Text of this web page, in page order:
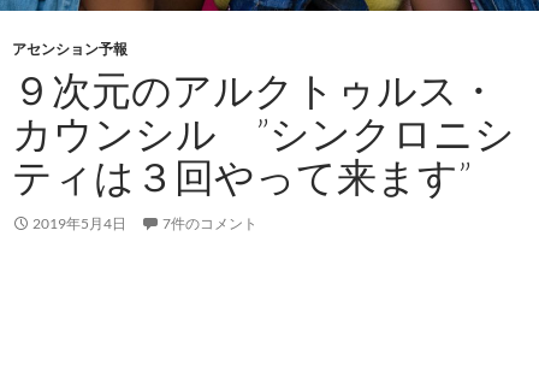
アセンション予報
９次元のアルクトゥルス・
カウンシル ”シンクロニシ
ティは３回やって来ます”
2019年5月4日 7件のコメント